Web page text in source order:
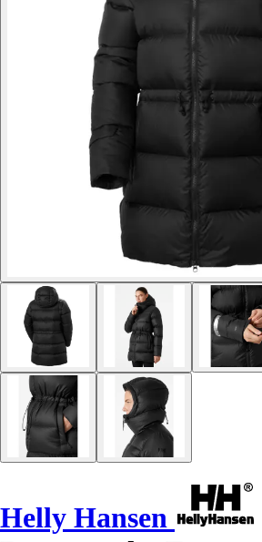
Helly Hansen